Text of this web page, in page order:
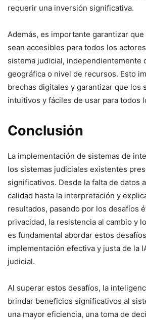
requerir una inversión significativa.
Además, es importante garantizar
sean accesibles para todos los
sistema judicial, independientemente
geográfica o nivel de recursos. Esto
brechas digitales y garantizar que los
intuitivos y fáciles de usar para todos
Conclusión
La implementación de sistemas de
los sistemas judiciales existentes
significativos. Desde la falta de datos
calidad hasta la interpretación y
resultados, pasando por los desafíos
privacidad, la resistencia al cambio y
es fundamental abordar estos
implementación efectiva y justa de la
judicial.
Al superar estos desafíos, la
brindar beneficios significativos al
una mayor eficiencia, una toma de